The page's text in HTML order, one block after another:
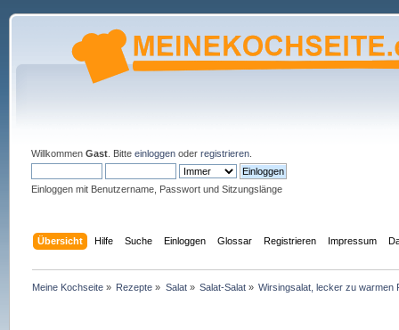
Willkommen Gast. Bitte einloggenoder registrieren.
Einloggen mit Benutzername, Passwort und Sitzungslänge
Übersicht Hilfe Suche Einloggen Glossar Registrieren Impressum
Meine Kochseite » Rezepte » Salat» Salat-Salat » Wirsingsalat, lecker zu warmen